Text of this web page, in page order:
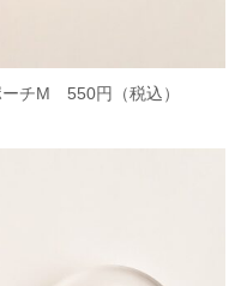
チM 550円（税込）